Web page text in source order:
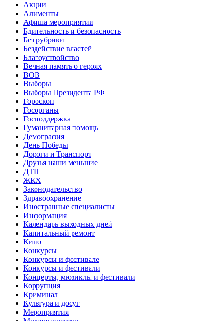
Акции
Алименты
Афиша мероприятий
Бдительность и безопасность
Без рубрики
Бездействие властей
Благоустройство
Вечная память о героях
ВОВ
Выборы
Выборы Президента РФ
Гороскоп
Госорганы
Господдержка
Гуманитарная помощь
Демография
День Победы
Дороги и Транспорт
Друзья наши меньшие
ДТП
ЖКХ
Законодательство
Здравоохранение
Иностранные специалисты
Информация
Календарь выходных дней
Капитальный ремонт
Кино
Конкурсы
Конкурсы и фестивале
Конкурсы и фестивали
Концерты, мюзиклы и фестивали
Коррупция
Криминал
Культура и досуг
Мероприятия